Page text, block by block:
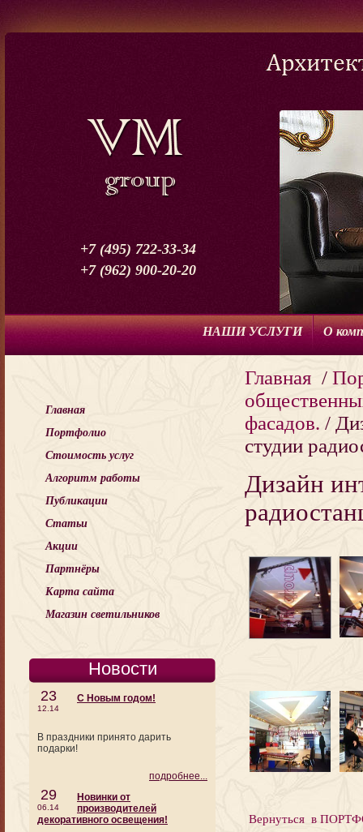
НАШИ УСЛУГИ О
+7 (495) 722-33-34
+7 (962) 900-20-20
Главная /
фасадов. /
студии
Дизайн
Вернуться в
Главная
Портфолио
Стоимость услуг
Алгоритм работы
Публикации
Статьи
Акции
Партнёры
Карта сайта
Магазин светильников
Новости
23
12.14
С Новым годом!
В праздники принято дарить
подарки!
подробнее...
29
06.14
Новинки от
производителей
декоративного освещения!